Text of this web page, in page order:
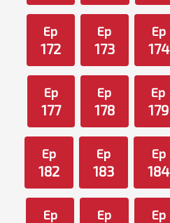
Ep
172
Ep
173
Ep
174
Ep
177
Ep
178
Ep
179
Ep
182
Ep
183
Ep
184
Ep Ep Ep